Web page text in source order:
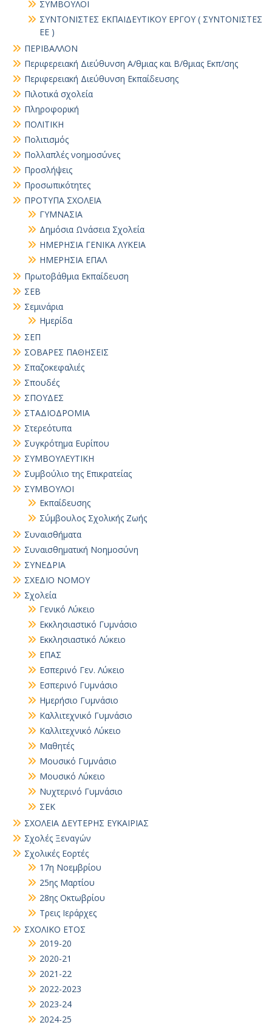
ΣΥΜΒΟΥΛΟΙ
ΣΥΝΤΟΝΙΣΤΕΣ ΕΚΠΑΙΔΕΥΤΙΚΟΥ ΕΡΓΟΥ ( ΣΥΝΤΟΝΙΣΤΕΣ
ΕΕ )
ΠΕΡΙΒΑΛΛΟΝ
Περιφερειακή Διεύθυνση Α/θμιας και Β/θμιας Εκπ/σης
Περιφερειακή Διεύθυνση Εκπαίδευσης
Πιλοτικά σχολεία
Πληροφορική
ΠΟΛΙΤΙΚΗ
Πολιτισμός
Πολλαπλές νοημοσύνες
Προσλήψεις
Προσωπικότητες
ΠΡΟΤΥΠΑ ΣΧΟΛΕΙΑ
ΓΥΜΝΑΣΙΑ
Δημόσια Ωνάσεια Σχολεία
ΗΜΕΡΗΣΙΑ ΓΕΝΙΚΑ ΛΥΚΕΙΑ
ΗΜΕΡΗΣΙΑ ΕΠΑΛ
Πρωτοβάθμια Εκπαίδευση
ΣΕΒ
Σεμινάρια
Ημερίδα
ΣΕΠ
ΣΟΒΑΡΕΣ ΠΑΘΗΣΕΙΣ
Σπαζοκεφαλιές
Σπουδές
ΣΠΟΥΔΕΣ
ΣΤΑΔΙΟΔΡΟΜΙΑ
Στερεότυπα
Συγκρότημα Ευρίπου
ΣΥΜΒΟΥΛΕΥΤΙΚΗ
Συμβούλιο της Επικρατείας
ΣΥΜΒΟΥΛΟΙ
Εκπαίδευσης
Σύμβουλος Σχολικής Ζωής
Συναισθήματα
Συναισθηματική Νοημοσύνη
ΣΥΝΕΔΡΙΑ
ΣΧΕΔΙΟ ΝΟΜΟΥ
Σχολεία
Γενικό Λύκειο
Εκκλησιαστικό Γυμνάσιο
Εκκλησιαστικό Λύκειο
ΕΠΑΣ
Εσπερινό Γεν. Λύκειο
Εσπερινό Γυμνάσιο
Ημερήσιο Γυμνάσιο
Καλλιτεχνικό Γυμνάσιο
Καλλιτεχνικό Λύκειο
Μαθητές
Μουσικό Γυμνάσιο
Μουσικό Λύκειο
Νυχτερινό Γυμνάσιο
ΣΕΚ
ΣΧΟΛΕΙΑ ΔΕΥΤΕΡΗΣ ΕΥΚΑΙΡΙΑΣ
Σχολές Ξεναγών
Σχολικές Εορτές
17η Νοεμβρίου
25ης Μαρτίου
28ης Οκτωβρίου
Τρεις Ιεράρχες
ΣΧΟΛΙΚΟ ΕΤΟΣ
2019-20
2020-21
2021-22
2022-2023
2023-24
2024-25